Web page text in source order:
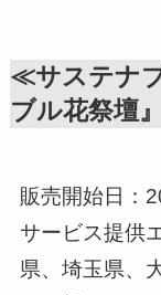
≪サステナ
ブル花祭
販売開始日：
サービス提供
県、埼玉県、